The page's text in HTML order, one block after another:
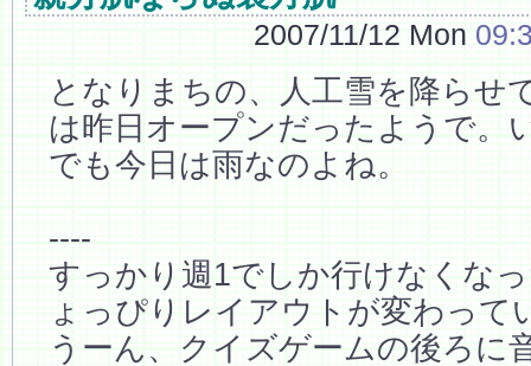
2007/11/12 Mon
となりまちの、人工雪を降らせ
は昨日オープンだったようで。
でも今日は雨なのよね。
----
すっかり週1でしか行けなくな
ょっぴりレイアウトが変わって
うーん、クイズゲームの後ろに